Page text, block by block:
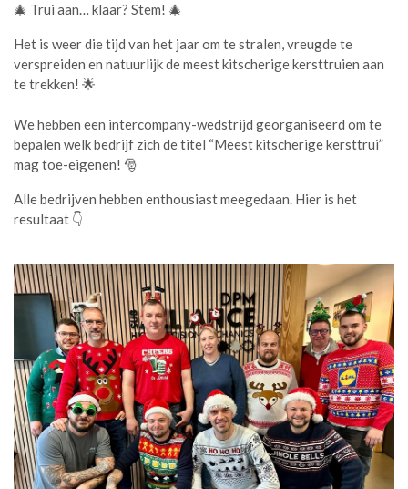
🎄 Trui aan… klaar? Stem! 🎄
Het is weer die tijd van het jaar om te stralen, vreugde te
verspreiden en natuurlijk de meest kitscherige kersttruien aan
te trekken! 🌟
We hebben een intercompany-wedstrijd georganiseerd om te
bepalen welk bedrijf zich de titel “Meest kitscherige kersttrui”
mag toe-eigenen! 🎅
Alle bedrijven hebben enthousiast meegedaan. Hier is het
resultaat 👇